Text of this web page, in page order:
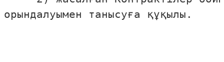
орындалуымен танысуға құқылы.